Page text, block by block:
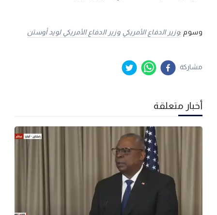
وسوم :وزير الدفاع الأمريكي وزير الدفاع الأمريكي لويد أوستن
مشاركة
أخبار متعلقة